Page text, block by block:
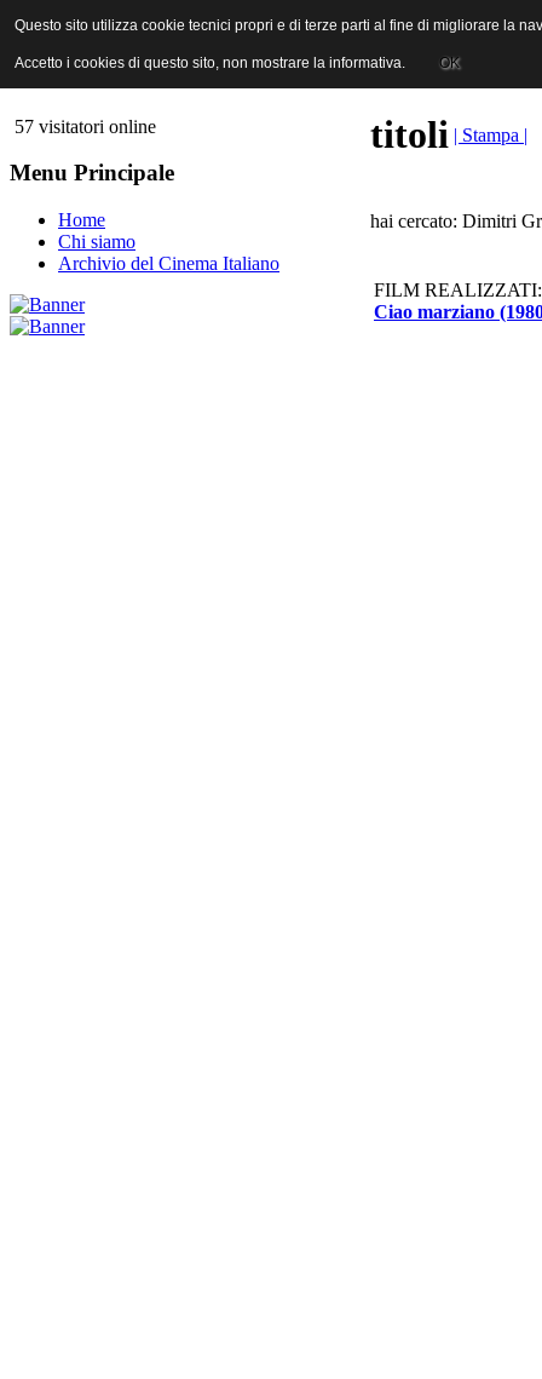
ANICA | Associazione Nazionale Industrie Cinematografiche
57 visitatori online
Menu Principale
Home
Chi siamo
Archivio del Cinema Italiano
titoli | Stampa |
hai cercato: Dimitri
FILM REALIZZATI:
Ciao marziano
Questo sito utilizza cookie tecnici propri e di terze parti al fine di migliorare la
Accetto i cookies di questo sito, non mostrare la informativa. OK
Questo sito utilizza cookie tecnici propri e di terze parti al fine di migliorare la
Accetto i cookies di questo sito, non mostrare la informativa. OK